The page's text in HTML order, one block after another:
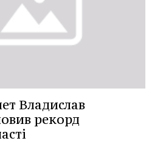
Владислав
рекорд